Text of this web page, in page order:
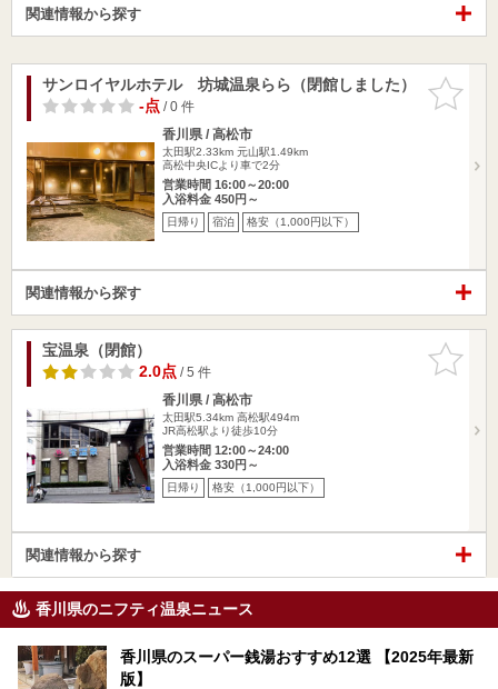
関連情報から探す
お気に入
りに追加
サンロイヤルホテル 坊城温泉らら（閉館しました）
-点/ 0 件
香川県 / 高松市
太田駅2.33km 元山駅1.49km
高松中央ICより車で2分
営業時間 16:00～20:00
入浴料金 450円～
日帰り 宿泊 格安（1,000円以下）
関連情報から探す
お気に入
りに追加
宝温泉（閉館）
2.0点/ 5 件
香川県 / 高松市
太田駅5.34km 高松駅494m
JR高松駅より徒歩10分
営業時間 12:00～24:00
入浴料金 330円～
日帰り 格安（1,000円以下）
関連情報から探す
香川県のニフティ温泉ニュース
香川県のスーパー銭湯おすすめ12選 【2025年最新
版】